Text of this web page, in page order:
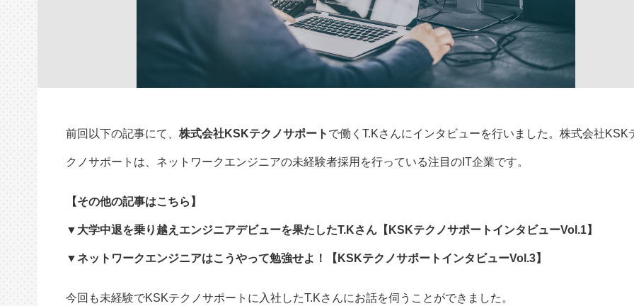
前回以下の記事にて、 株式会社KSKテクノサポート で働くT.Kさんにインタビューを行いました。株式会社KSK
クノサポートは、ネットワークエンジニアの未経験者採用を行っている注目のIT企業です。
【その他の記事はこちら】
▼大学中退を乗り越えエンジニアデビューを果たしたT.Kさん【KSKテクノサポートインタビューVol.1】
▼ネットワークエンジニアはこうやって勉強せよ！【KSKテクノサポートインタビューVol.3】
今回も未経験でKSKテクノサポートに入社したT.Kさんにお話を伺うことができました。